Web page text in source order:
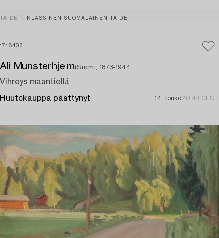
TAIDE KLASSINEN SUOMALAINEN TAIDE
1718403
Ali Munsterhjelm(Suomi, 1873-1944)
Vihreys maantiellä
Huutokauppa päättynyt 14. touko20:43 CEST